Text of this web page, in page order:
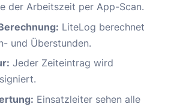
der Arbeitszeit per App-Scan.
LiteLog berechnet
und Überstunden.
Jeder Zeiteintrag wird
Einsatzleiter sehen alle